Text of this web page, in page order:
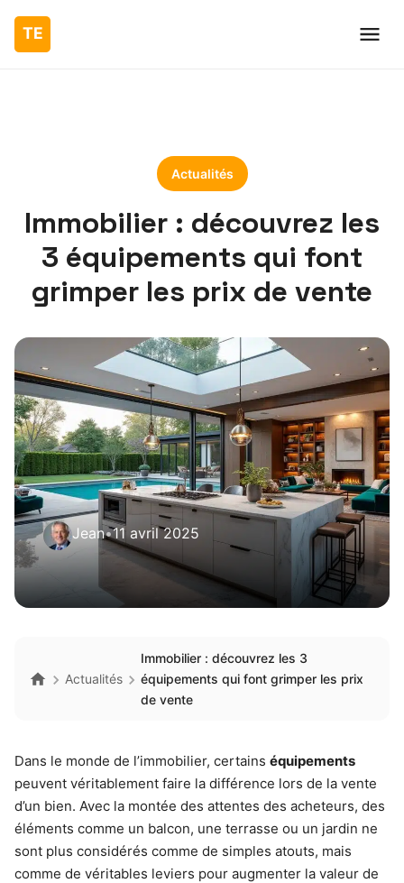
Actualités
Immobilier : découvrez les
3 équipements qui font
grimper les prix de vente
Jean•11 avril 2025
Actualités
Immobilier : découvrez les 3
équipements qui font grimper les prix
de vente
Dans le monde de l’immobilier, certains équipements
peuvent véritablement faire la différence lors de la vente
d’un bien. Avec la montée des attentes des acheteurs, des
éléments comme un balcon, une terrasse ou un jardin ne
sont plus considérés comme de simples atouts, mais
comme de véritables leviers pour augmenter la valeur de